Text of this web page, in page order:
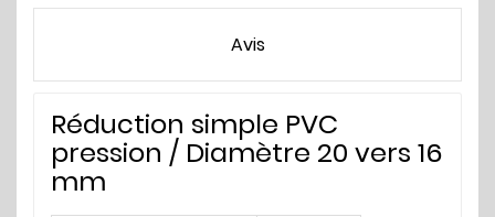
Avis
Réduction simple PVC
pression / Diamètre 20 vers 16
mm